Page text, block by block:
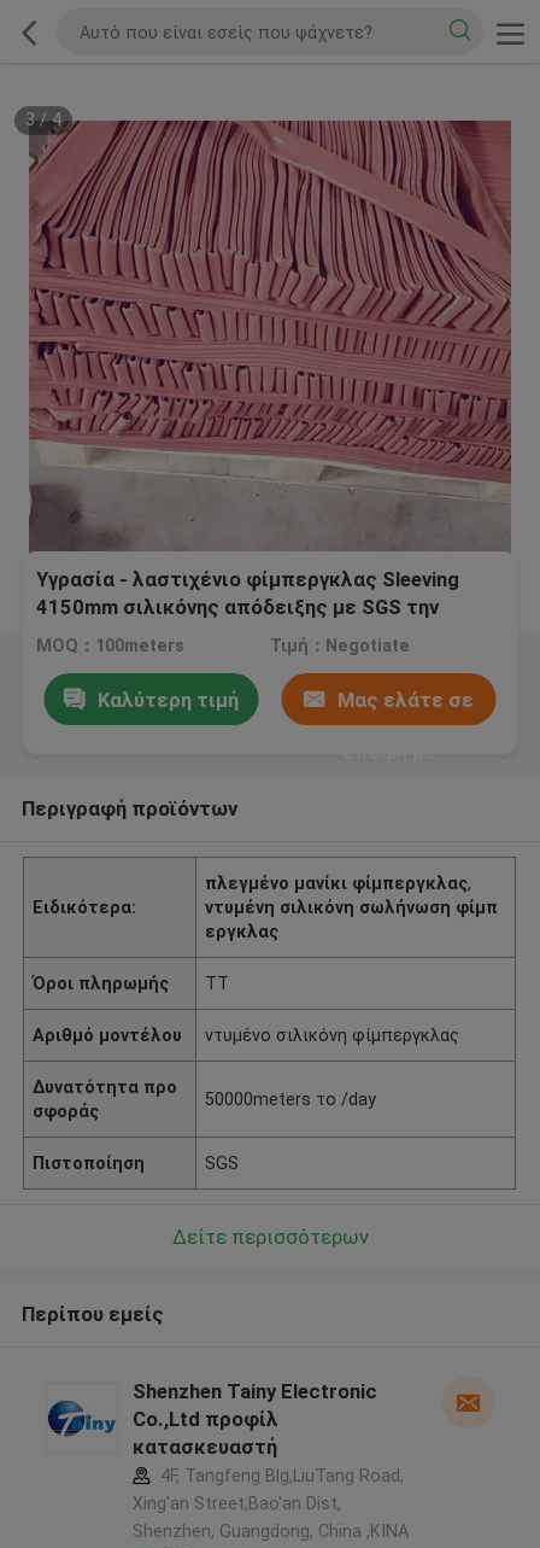
3/4
Υγρασία - λαστιχένιο φίμπεργκλας Sleeving
4150mm σιλικόνης απόδειξης με SGS την
πιστοποίηση
MOQ：100meters Τιμή：Negotiate
Καλύτερη τιμή Μας ελάτε σε
Περιγραφή προϊόντων
Ειδικότερα:
πλεγμένο μανίκι φίμπεργκλας,
ντυμένη σιλικόνη σωλήνωση φίμπ
εργκλας
Όροι πληρωμής TT
Αριθμό μοντέλου ντυμένο σιλικόνη φίμπεργκλας
Δυνατότητα προ
σφοράς
50000meters το /day
Πιστοποίηση SGS
Δείτε περισσότερων
Περίπου εμείς
Shenzhen Tainy Electronic
Co.,Ltd προφίλ
κατασκευαστή
4F, Tangfeng Blg,LiuTang Road,
Xing'an Street,Bao'an Dist,
Shenzhen, Guangdong, China ,ΚΙΝΑ